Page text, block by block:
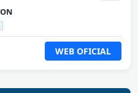
WEB OFICIAL